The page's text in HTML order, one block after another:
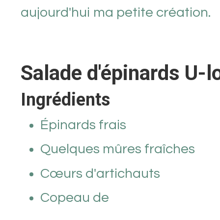
aujourd'hui ma petite création.
Salade d'épinards U-
Ingrédients
Épinards frais
Quelques mûres fraîches
Cœurs d'artichauts
Copeau de